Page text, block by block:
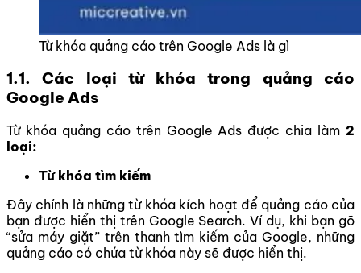
Từ khóa quảng cáo trên Google Ads là gì
1.1. Các loại từ khóa trong quảng cáo
Google Ads
Từ khóa quảng cáo trên Google Ads được chia làm 2
loại:
Từ khóa tìm kiếm
Đây chính là những từ khóa kích hoạt để quảng cáo của
bạn được hiển thị trên Google Search. Ví dụ, khi bạn gõ
“sửa máy giặt” trên thanh tìm kiếm của Google, những
quảng cáo có chứa từ khóa này sẽ được hiển thị.